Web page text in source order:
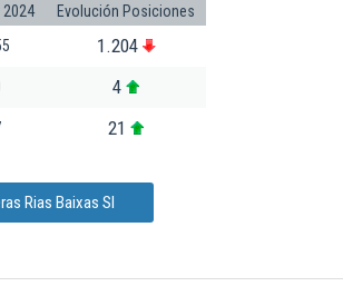
Evolución Posiciones
1.204
4
21
Rias Baixas Sl